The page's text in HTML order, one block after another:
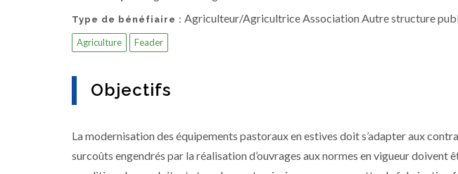
Type de bénéfiaire : Agriculteur/Agricultrice Association Autre structure
Agriculture Feader
Objectifs
La modernisation des équipements pastoraux en estives doit s’adapter aux
surcoûts engendrés par la réalisation d’ouvrages aux normes en vigueur doivent